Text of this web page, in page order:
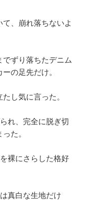
、崩れ落ちないよ
ずり落ちたデニム
の足先だけ。
し気に言った。
れ、完全に脱ぎ切
た。
裸にさらした格好
真白な生地だけ